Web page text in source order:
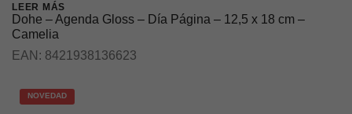
LEER MÁS
Dohe – Agenda Gloss – Día Página – 12,5 x 18 cm –
Camelia
EAN: 8421938136623
NOVEDAD